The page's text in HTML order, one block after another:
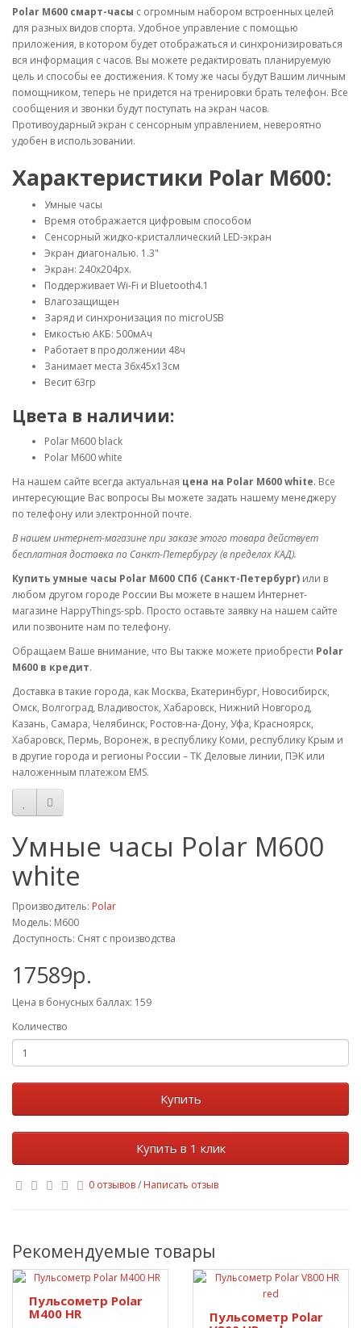
Polar M600 смарт-часы с огромным набором встроенных целей
для разных видов спорта. Удобное управление с помощью
приложения, в котором будет отображаться и синхронизироваться
вся информация с часов. Вы можете редактировать планируемую
цель и способы ее достижения. К тому же часы будут Вашим личным
помощником, теперь не придется на тренировки брать телефон. Все
сообщения и звонки будут поступать на экран часов.
Противоударный экран с сенсорным управлением, невероятно
удобен в использовании.
Характеристики Polar M600:
Умные часы
Время отображается цифровым способом
Сенсорный жидко-кристаллический LED-экран
Экран диагональю. 1.3"
Экран: 240x204px.
Поддерживает Wi-Fi и Bluetooth4.1
Влагозащищен
Заряд и синхронизация по microUSB
Емкостью АКБ: 500мАч
Работает в продолжении 48ч
Занимает места 36x45x13см
Весит 63гр
Цвета в наличии:
Polar M600 black
Polar M600 white
На нашем сайте всегда актуальная цена на Polar M600 white. Все
интересующие Вас вопросы Вы можете задать нашему менеджеру
по телефону или электронной почте.
В нашем интернет-магазине при заказе этого товара действует
бесплатная доставка по Санкт-Петербургу (в пределах КАД).
Купить умные часы Polar M600 СПб (Санкт-Петербург) или в
любом другом городе России Вы можете в нашем Интернет-
магазине HappyThings-spb. Просто оставьте заявку на нашем сайте
или позвоните нам по телефону.
Обращаем Ваше внимание, что Вы также можете приобрести Polar
M600 в кредит.
Доставка в такие города, как Москва, Екатеринбург, Новосибирск,
Омск, Волгоград, Владивосток, Хабаровск, Нижний Новгород,
Казань, Самара, Челябинск, Ростов-на-Дону, Уфа, Красноярск,
Хабаровск, Пермь, Воронеж, в республику Коми, республику Крым и
в другие города и регионы России – ТК Деловые линии, ПЭК или
наложенным платежом EMS.
Умные часы Polar M600
white
Производитель: Polar
Модель: M600
Доступность: Снят с производства
17589р.
Цена в бонусных баллах: 159
Количество
Купить
Купить в 1 клик
0 отзывов/ Написать отзыв
Рекомендуемые товары
Пульсометр Polar
M400 HR
Пульсометр Polar